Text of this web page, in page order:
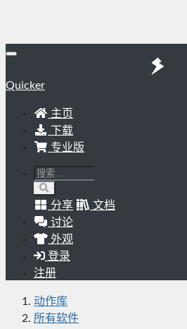
Quicker
主页
下载
专业版
分享
文档
讨论
外观
登录
注册
动作库
所有软件